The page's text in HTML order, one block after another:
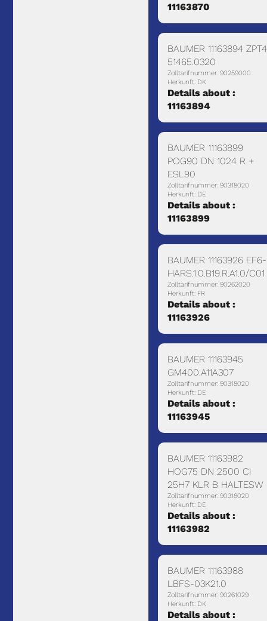
11163870
BAUMER 11163894
51465.0320
Zolltarifnummer: 90259000
Herkunft: DK
Details about :
11163894
BAUMER 11163899
POG90 DN 1024 R +
ESL90
Zolltarifnummer: 90318020
Herkunft: DE
Details about :
11163899
BAUMER 11163926 EF6-
HARS.1.0.B19.R.A1.0/C01
Zolltarifnummer: 90262020
Herkunft: FR
Details about :
11163926
BAUMER 11163945
GM400.A11A307
Zolltarifnummer: 90318020
Herkunft: DE
Details about :
11163945
BAUMER 11163982
HOG75 DN 2500 CI
25H7 KLR B HALTESW
Zolltarifnummer: 90318020
Herkunft: DE
Details about :
11163982
BAUMER 11163988
LBFS-03K21.0
Zolltarifnummer: 90261029
Herkunft: DK
Details about :